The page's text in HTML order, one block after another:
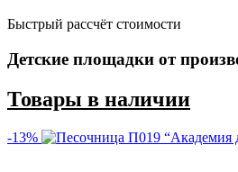
Быстрый рассчёт стоимости
Детские площадки от
Товары в наличии
-13%